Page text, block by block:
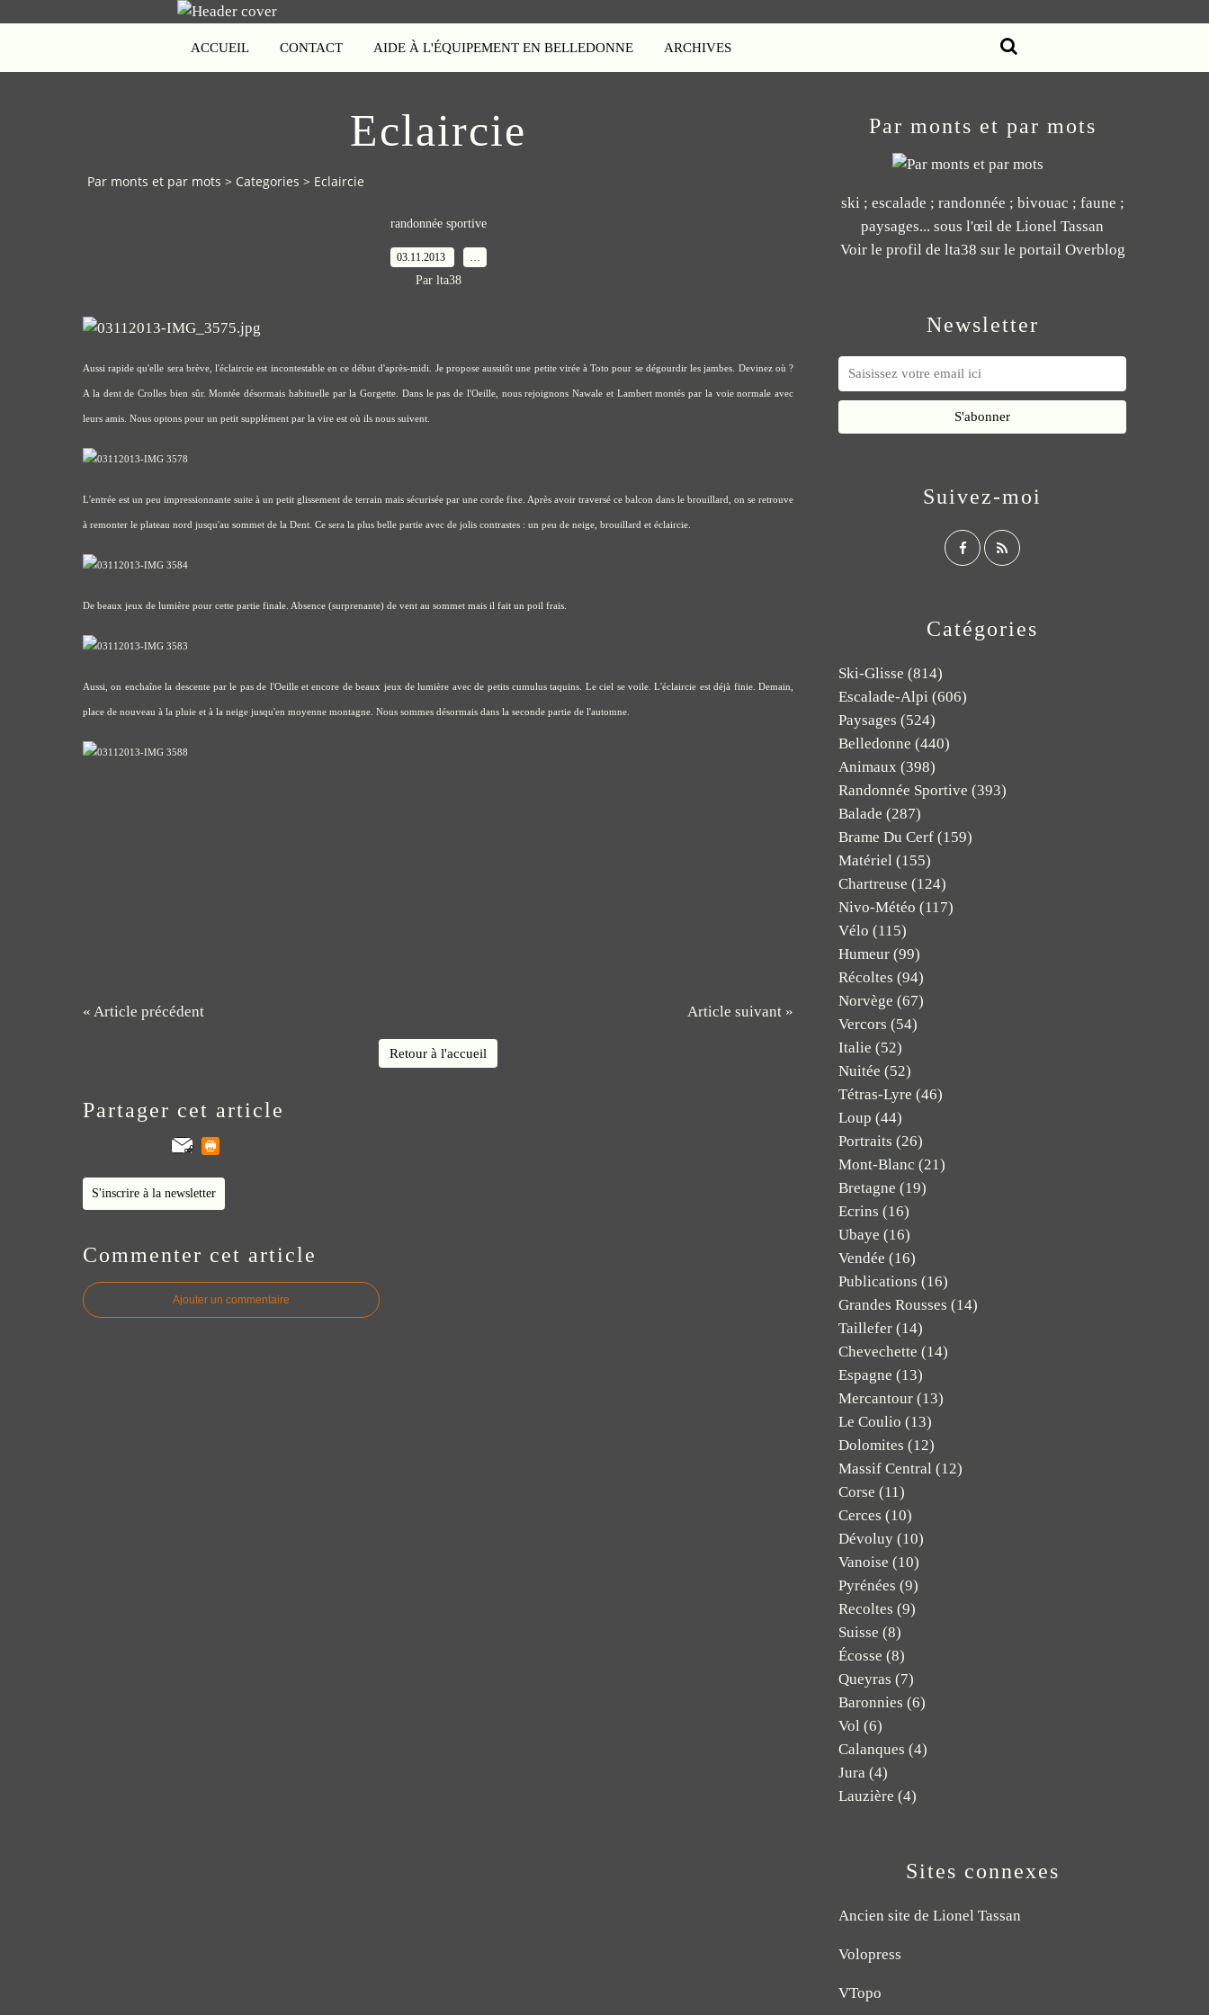
ACCUEIL CONTACT AIDE À L'ÉQUIPEMENT EN BELLEDONNE ARCHIVES
Eclaircie
Par monts et par mots > Categories > Eclaircie
randonnée sportive
03.11.2013
Par lta38
Aussi rapide qu'elle sera brève, l'éclaircie est incontestable en ce début d'après-midi. Je propose aussitôt une petite virée à Toto pour se dégourdir les jambes. Devinez où ?
A la dent de Crolles bien sûr. Montée désormais habituelle par la Gorgette. Dans le pas de l'Oeille, nous rejoignons Nawale et Lambert montés par la voie normale avec
leurs amis. Nous optons pour un petit supplément par la vire est où ils nous suivent.
L'entrée est un peu impressionnante suite à un petit glissement de terrain mais sécurisée par une corde fixe. Après avoir traversé ce balcon dans le brouillard, on se retrouve
à remonter le plateau nord jusqu'au sommet de la Dent. Ce sera la plus belle partie avec de jolis contrastes : un peu de neige, brouillard et éclaircie.
De beaux jeux de lumière pour cette partie finale. Absence (surprenante) de vent au sommet mais il fait un poil frais.
Aussi, on enchaîne la descente par le pas de l'Oeille et encore de beaux jeux de lumière avec de petits cumulus taquins. Le ciel se voile. L'éclaircie est déjà finie. Demain,
place de nouveau à la pluie et à la neige jusqu'en moyenne montagne. Nous sommes désormais dans la seconde partie de l'automne.
« Article précédent Article suivant »
Retour à l'accueil
Partager cet article
S'inscrire à la newsletter
Commenter cet article
Ajouter un commentaire
Newsletter
Catégories
Ski-Glisse (814)
Escalade-Alpi (606)
Paysages (524)
Belledonne (440)
Animaux (398)
Randonnée Sportive (393)
Balade (287)
Brame Du Cerf (159)
Matériel (155)
Chartreuse (124)
Nivo-Météo (117)
Vélo (115)
Humeur (99)
Récoltes (94)
Norvège (67)
Vercors (54)
Italie (52)
Nuitée (52)
Tétras-Lyre (46)
Loup (44)
Portraits (26)
Mont-Blanc (21)
Bretagne (19)
Ecrins (16)
Ubaye (16)
Vendée (16)
Publications (16)
Grandes Rousses (14)
Taillefer (14)
Chevechette (14)
Espagne (13)
Mercantour (13)
Le Coulio (13)
Dolomites (12)
Massif Central (12)
Corse (11)
Cerces (10)
Dévoluy (10)
Vanoise (10)
Pyrénées (9)
Recoltes (9)
Suisse (8)
Écosse (8)
Queyras (7)
Baronnies (6)
Vol (6)
Calanques (4)
Jura (4)
Lauzière (4)
Par monts et par mots
ski ; escalade ; randonnée ; bivouac ; faune ;
paysages... sous l'œil de Lionel Tassan
Voir le profil de lta38 sur le portail Overblog
Suivez-moi
Sites connexes
Ancien site de Lionel Tassan
Volopress
VTopo